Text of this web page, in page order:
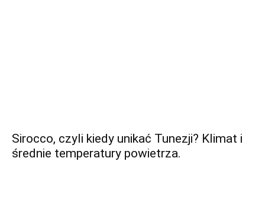
Sirocco, czyli kiedy unikać Tunezji? Klimat i
średnie temperatury powietrza.